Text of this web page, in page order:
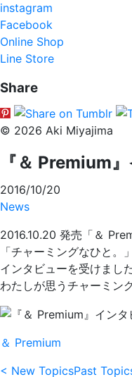
instagram
Facebook
Online Shop
Line Store
Share
© 2026 Aki Miyajima
『＆ Premium
2016/10/20
News
2016.10.20 発売「＆
「チャーミングなひと
インタビューを受けました
わたしが思うチャーミン
＆ Premium
< New TopicsPast